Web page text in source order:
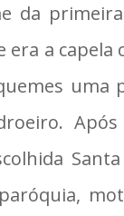
da
era a
uma